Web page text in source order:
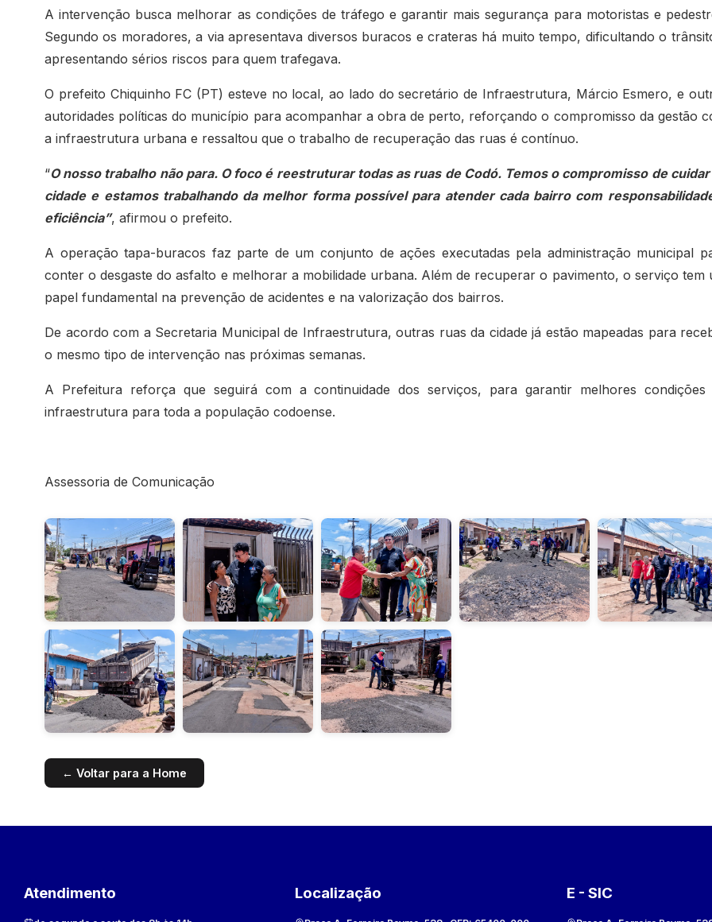
A intervenção busca melhorar as condições de tráfego e garantir mais segurança para motoristas e
Segundo os moradores, a via apresentava diversos buracos e crateras há muito tempo, dificultando o
apresentando sérios riscos para quem trafegava.
O prefeito Chiquinho FC (PT) esteve no local, ao lado do secretário de Infraestrutura, Márcio Esmero, e
autoridades políticas do município para acompanhar a obra de perto, reforçando o compromisso da gestão
a infraestrutura urbana e ressaltou que o trabalho de recuperação das ruas é contínuo.
“O nosso trabalho não para. O foco é reestruturar todas as ruas de Codó. Temos o compromisso de cuidar
cidade e estamos trabalhando da melhor forma possível para atender cada bairro com
eficiência”, afirmou o prefeito.
A operação tapa-buracos faz parte de um conjunto de ações executadas pela administração municipal
conter o desgaste do asfalto e melhorar a mobilidade urbana. Além de recuperar o pavimento, o serviço tem
papel fundamental na prevenção de acidentes e na valorização dos bairros.
De acordo com a Secretaria Municipal de Infraestrutura, outras ruas da cidade já estão mapeadas para
o mesmo tipo de intervenção nas próximas semanas.
A Prefeitura reforça que seguirá com a continuidade dos serviços, para garantir melhores condições
infraestrutura para toda a população codoense.
Assessoria de Comunicação
← Voltar para a Home
Atendimento Localização E - SIC